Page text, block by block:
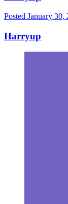
Posted January 30,
Harryup